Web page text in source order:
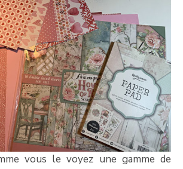
vous le voyez une gamme de